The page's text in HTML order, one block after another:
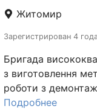
Житомир
Зарегистрирован 4
Бригада
з виготовлення
роботи з
Подробнее